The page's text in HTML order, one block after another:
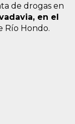
de drogas en
en el
Río Hondo.